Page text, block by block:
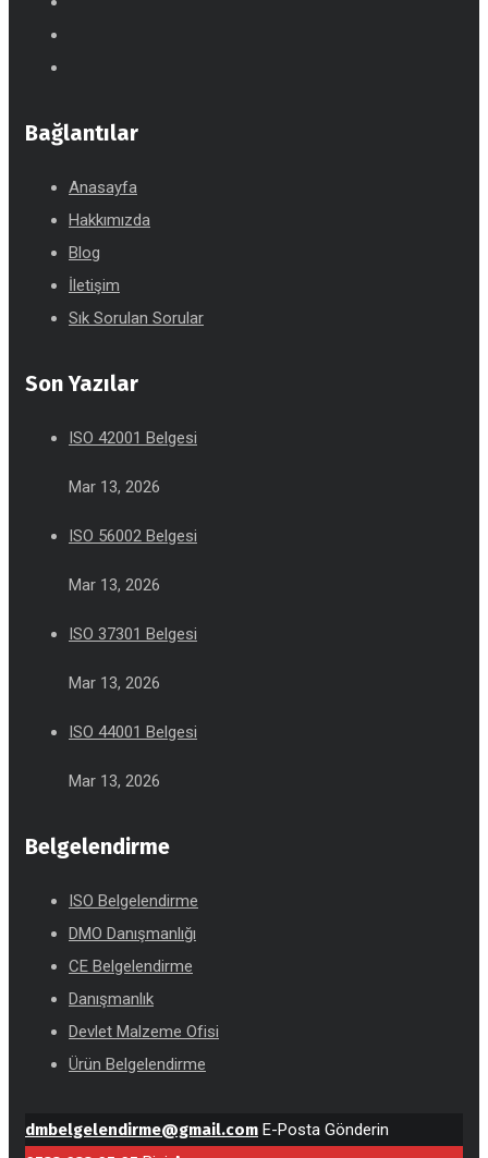
Bağlantılar
Anasayfa
Hakkımızda
Blog
İletişim
Sık Sorulan Sorular
Son Yazılar
ISO 42001 Belgesi
Mar 13, 2026
ISO 56002 Belgesi
Mar 13, 2026
ISO 37301 Belgesi
Mar 13, 2026
ISO 44001 Belgesi
Mar 13, 2026
Belgelendirme
ISO Belgelendirme
DMO Danışmanlığı
CE Belgelendirme
Danışmanlık
Devlet Malzeme Ofisi
Ürün Belgelendirme
dmbelgelendirme@gmail.com E-Posta Gönderin